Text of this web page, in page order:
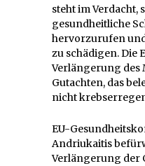
steht im Verdacht,
gesundheitliche
hervorzurufen
zu schädigen. Die
Verlängerung des
Gutachten, das
nicht
EU-
Andriukaitis
Verlängerung der